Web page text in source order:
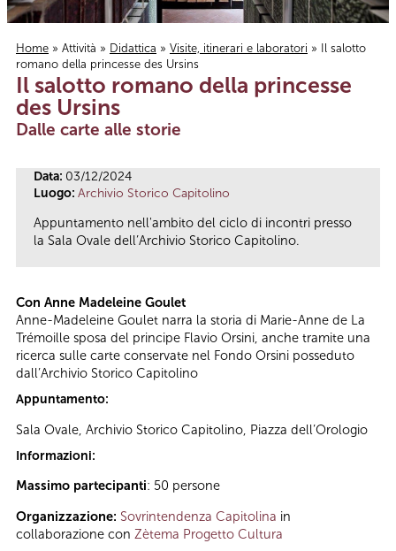
Tu sei qui
Home » Attività » Didattica » Visite, itinerari e laboratori » Il salotto
romano della princesse des Ursins
Il salotto romano della princesse
des Ursins
Dalle carte alle storie
Data: 03/12/2024
Luogo: Archivio Storico Capitolino
Appuntamento nell'ambito del ciclo di incontri presso
la Sala Ovale dell’Archivio Storico Capitolino.
Con Anne Madeleine Goulet
Anne-Madeleine Goulet narra la storia di Marie-Anne de La
Trémoille sposa del principe Flavio Orsini, anche tramite una
ricerca sulle carte conservate nel Fondo Orsini posseduto
dall’Archivio Storico Capitolino
Appuntamento:
Sala Ovale, Archivio Storico Capitolino, Piazza dell’Orologio
Informazioni:
Massimo partecipanti: 50 persone
Organizzazione: Sovrintendenza Capitolina in
collaborazione con Zètema Progetto Cultura